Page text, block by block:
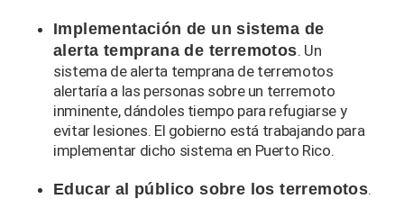
Implementación de un sistema de
alerta temprana de terremotos. Un
sistema de alerta temprana de terremotos
alertaría a las personas sobre un terremoto
inminente, dándoles tiempo para refugiarse y
evitar lesiones. El gobierno está trabajando para
implementar dicho sistema en Puerto Rico.
Educar al público sobre los terremotos.